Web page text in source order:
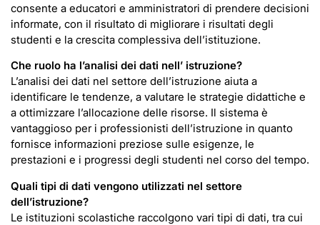
consente a educatori e amministratori di prendere decisioni
informate, con il risultato di migliorare i risultati degli
studenti e la crescita complessiva dell’istituzione.
Che ruolo ha l’analisi dei dati nell’ istruzione?
L’analisi dei dati nel settore dell’istruzione aiuta a
identificare le tendenze, a valutare le strategie didattiche e
a ottimizzare l’allocazione delle risorse. Il sistema è
vantaggioso per i professionisti dell’istruzione in quanto
fornisce informazioni preziose sulle esigenze, le
prestazioni e i progressi degli studenti nel corso del tempo.
Quali tipi di dati vengono utilizzati nel settore
dell’istruzione?
Le istituzioni scolastiche raccolgono vari tipi di dati, tra cui